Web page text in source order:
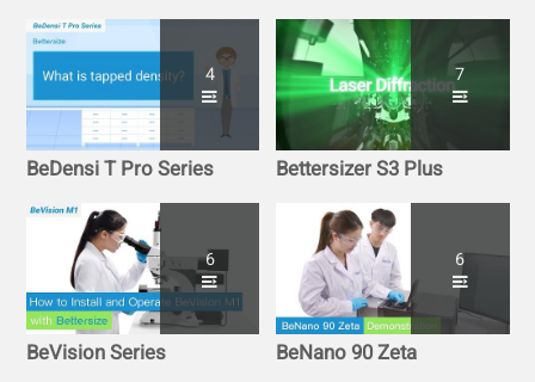
4
BeDensi T Pro Series
7
Bettersizer S3 Plus
6
BeVision Series
6
BeNano 90 Zeta